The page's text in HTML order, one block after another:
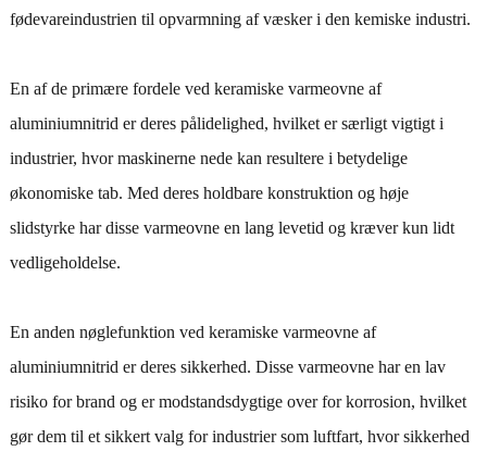
fødevareindustrien til opvarmning af væsker i den kemiske industri.
En af de primære fordele ved keramiske varmeovne af
aluminiumnitrid er deres pålidelighed, hvilket er særligt vigtigt i
industrier, hvor maskinerne nede kan resultere i betydelige
økonomiske tab. Med deres holdbare konstruktion og høje
slidstyrke har disse varmeovne en lang levetid og kræver kun lidt
vedligeholdelse.
En anden nøglefunktion ved keramiske varmeovne af
aluminiumnitrid er deres sikkerhed. Disse varmeovne har en lav
risiko for brand og er modstandsdygtige over for korrosion, hvilket
gør dem til et sikkert valg for industrier som luftfart, hvor sikkerhed